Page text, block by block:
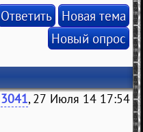
Ответить Новая тема
Новый опрос
3041, 27 Июля 14 17:54